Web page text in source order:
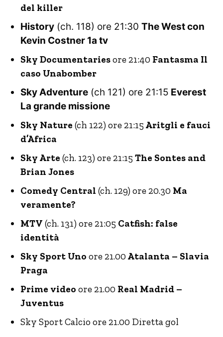
del killer
History (ch. 118) ore 21:30 The West con
Kevin Costner 1a tv
Sky Documentariesore 21:40 Fantasma Il
caso Unabomber
Sky Adventure (ch 121) ore 21:15 Everest
La grande missione
Sky Nature (ch 122) ore 21:15 Aritgli e fauci
d’Africa
Sky Arte (ch. 123) ore 21:15 The Sontes and
Brian Jones
Comedy Central (ch. 129) ore 20.30 Ma
veramente?
MTV (ch. 131) ore 21:05 Catfish: false
identità
Sky Sport Uno ore 21.00 Atalanta – Slavia
Praga
Prime video ore 21.00 Real Madrid –
Juventus
Sky Sport Calcio ore 21.00 Diretta gol